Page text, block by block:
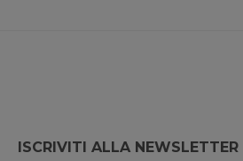
ISCRIVITI ALLA NEWSLETTER